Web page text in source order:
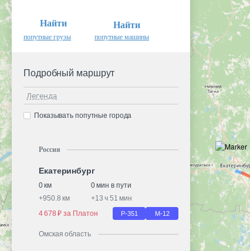
Найти
попутные грузы
Найти
попутные машины
Подробный маршрут
Легенда
Показывать попутные города
Россия
Екатеринбург
0 км
0 мин в пути
+950.8 км +13 ч 51 мин
4 678 ₽ за Платон
Р-351 М-12
Омская область